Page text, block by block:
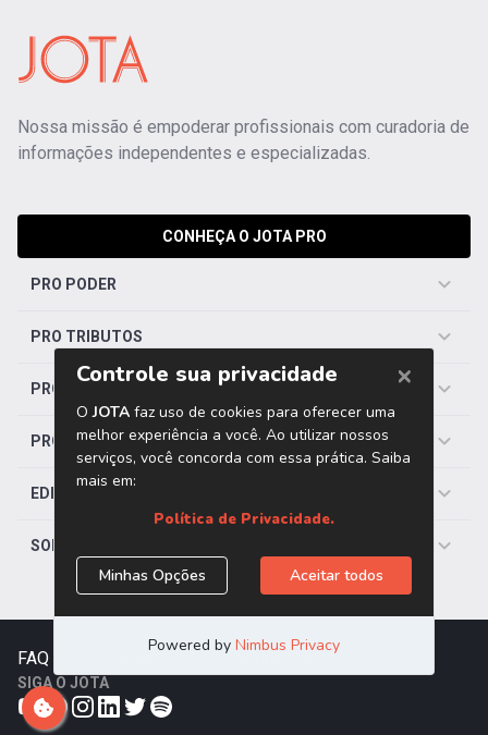
Nossa missão é empoderar profissionais com curadoria de
informações independentes e especializadas.
CONHEÇA O JOTA PRO
PRO PODER
PRO TRIBUTOS
PRO TRABALHISTA
PRO SAÚDE
EDITORIAS
SOBRE O JOTA
FAQ Trabalhe Conosco
SIGA O JOTA